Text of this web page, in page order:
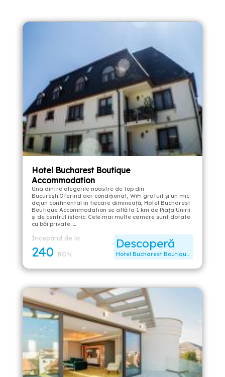
Hotel Bucharest Boutique
Accommodation
Una dintre alegerile noastre de top din
București.Oferind aer condiționat, WiFi gratuit și un mic
dejun continental în fiecare dimineață, Hotel Bucharest
Boutique Accommodation se află la 1 km de Piața Unirii
și de centrul istoric. Cele mai multe camere sunt dotate
cu băi private. …
Descoperă
Hotel Bucharest Boutique Accommodation
Începând de la
240 RON